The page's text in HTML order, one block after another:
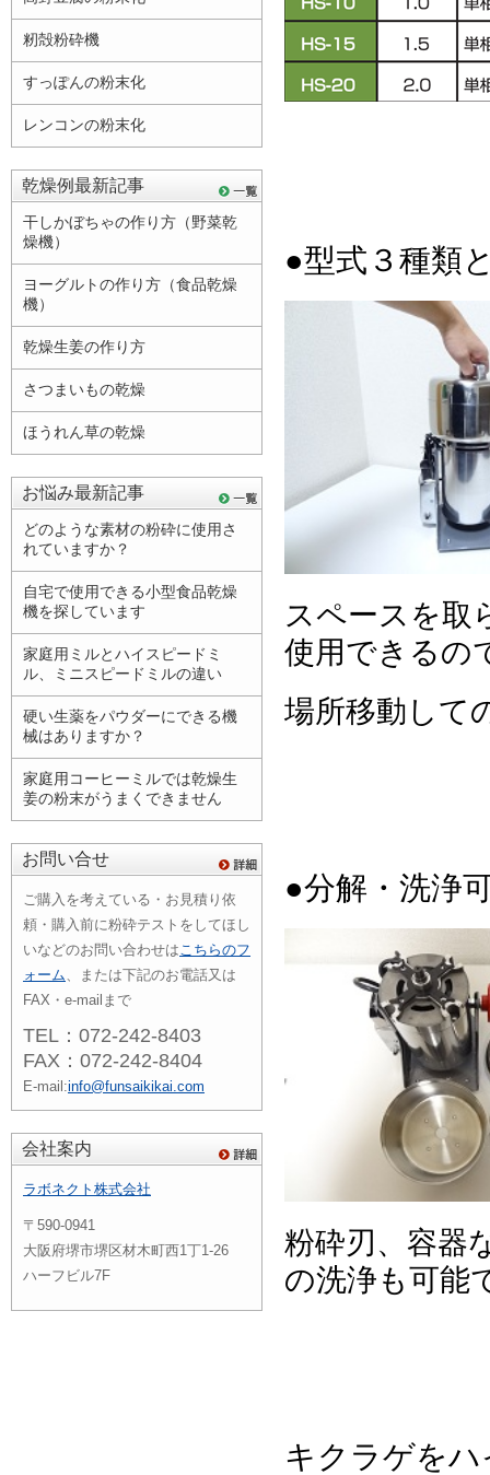
●型式３種類
スペースを取
使用できるの
場所移動して
●分解・洗浄
粉砕刃、容器
の洗浄も可能
キクラゲを
籾殻粉砕機
すっぽんの粉末化
レンコンの粉末化
乾燥例最新記事
干しかぼちゃの作り方（野菜乾
燥機）
ヨーグルトの作り方（食品乾燥
機）
乾燥生姜の作り方
さつまいもの乾燥
ほうれん草の乾燥
お悩み最新記事
どのような素材の粉砕に使用さ
れていますか？
自宅で使用できる小型食品乾燥
機を探しています
家庭用ミルとハイスピードミ
ル、ミニスピードミルの違い
硬い生薬をパウダーにできる機
械はありますか？
家庭用コーヒーミルでは乾燥生
姜の粉末がうまくできません
お問い合せ
ご購入を考えている・お見積り依
頼・購入前に粉砕テストをしてほし
いなどのお問い合わせはこちらのフ
ォーム、または下記のお電話又は
FAX・e-mailまで
TEL：072-242-8403
FAX：072-242-8404
E-mail:info@funsaikikai.com
会社案内
ラボネクト株式会社
〒590-0941
大阪府堺市堺区材木町西1丁1-26
ハーフビル7F